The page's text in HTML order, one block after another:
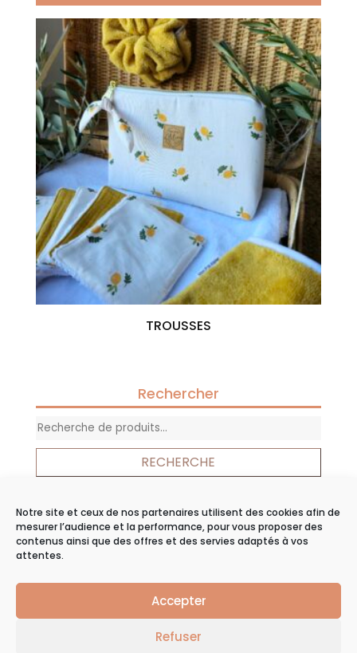
Notre site et ceux de nos partenaires utilisent des cookies afin de
mesurer l’audience et la performance, pour vous proposer des
contenus ainsi que des offres et des servies adaptés à vos
attentes.
Accepter
Refuser
TROUSSES
Rechercher
Recherche
pour :
RECHERCHE
Panier
Votre panier est vide.
©2019Agence webGroupe Echo |Mentions